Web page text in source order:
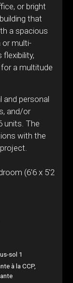
or bright
that
a spacious
or multi-
a multitude
and personal
and/or
units. The
with the
(6'6 x 5'2
sol 1
à la CCP,